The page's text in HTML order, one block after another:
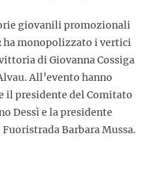
giovanili promozionali
ha monopolizzato i vertici
di Giovanna Cossiga
All’evento hanno
il presidente del Comitato
Dessì e la presidente
Barbara Mussa.